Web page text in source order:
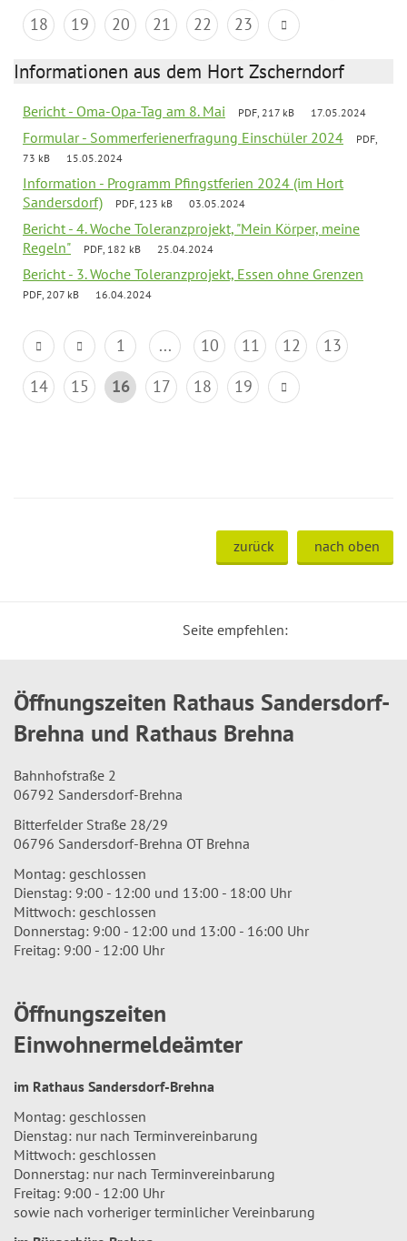
18
19 20 21 22 23
Informationen aus dem Hort Zscherndorf
Bericht - Oma-Opa-Tag am 8. Mai PDF, 217 kB 17.05.2024
Formular - Sommerferienerfragung Einschüler 2024
PDF,
73 kB
15.05.2024
Information - Programm Pfingstferien 2024 (im Hort
Sandersdorf)
PDF, 123 kB 03.05.2024
Bericht - 4. Woche Toleranzprojekt, "Mein Körper, meine
Regeln"
PDF, 182 kB 25.04.2024
Bericht - 3. Woche Toleranzprojekt, Essen ohne Grenzen
PDF, 207 kB 16.04.2024
1 ... 10 11 12
13
14
15 16 17 18 19
zurück nach oben
Seite empfehlen:
Öffnungszeiten Rathaus Sandersdorf-
Brehna und Rathaus Brehna
Bahnhofstraße 2
06792 Sandersdorf-Brehna
Bitterfelder Straße 28/29
06796 Sandersdorf-Brehna OT Brehna
Montag: geschlossen
Dienstag: 9:00 - 12:00 und 13:00 - 18:00 Uhr
Mittwoch: geschlossen
Donnerstag: 9:00 - 12:00 und 13:00 - 16:00 Uhr
Freitag: 9:00 - 12:00 Uhr
Öffnungszeiten
Einwohnermeldeämter
im Rathaus Sandersdorf-Brehna
Montag: geschlossen
Dienstag: nur nach Terminvereinbarung
Mittwoch: geschlossen
Donnerstag: nur nach Terminvereinbarung
Freitag: 9:00 - 12:00 Uhr
sowie nach vorheriger terminlicher Vereinbarung